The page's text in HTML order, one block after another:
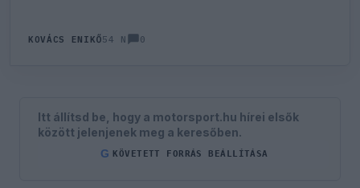
KOVÁCS ENIKŐ54 N 0
Itt állítsd be, hogy a motorsport.hu hírei elsők
között jelenjenek meg a keresőben.
G KÖVETETT FORRÁS BEÁLLÍTÁSA